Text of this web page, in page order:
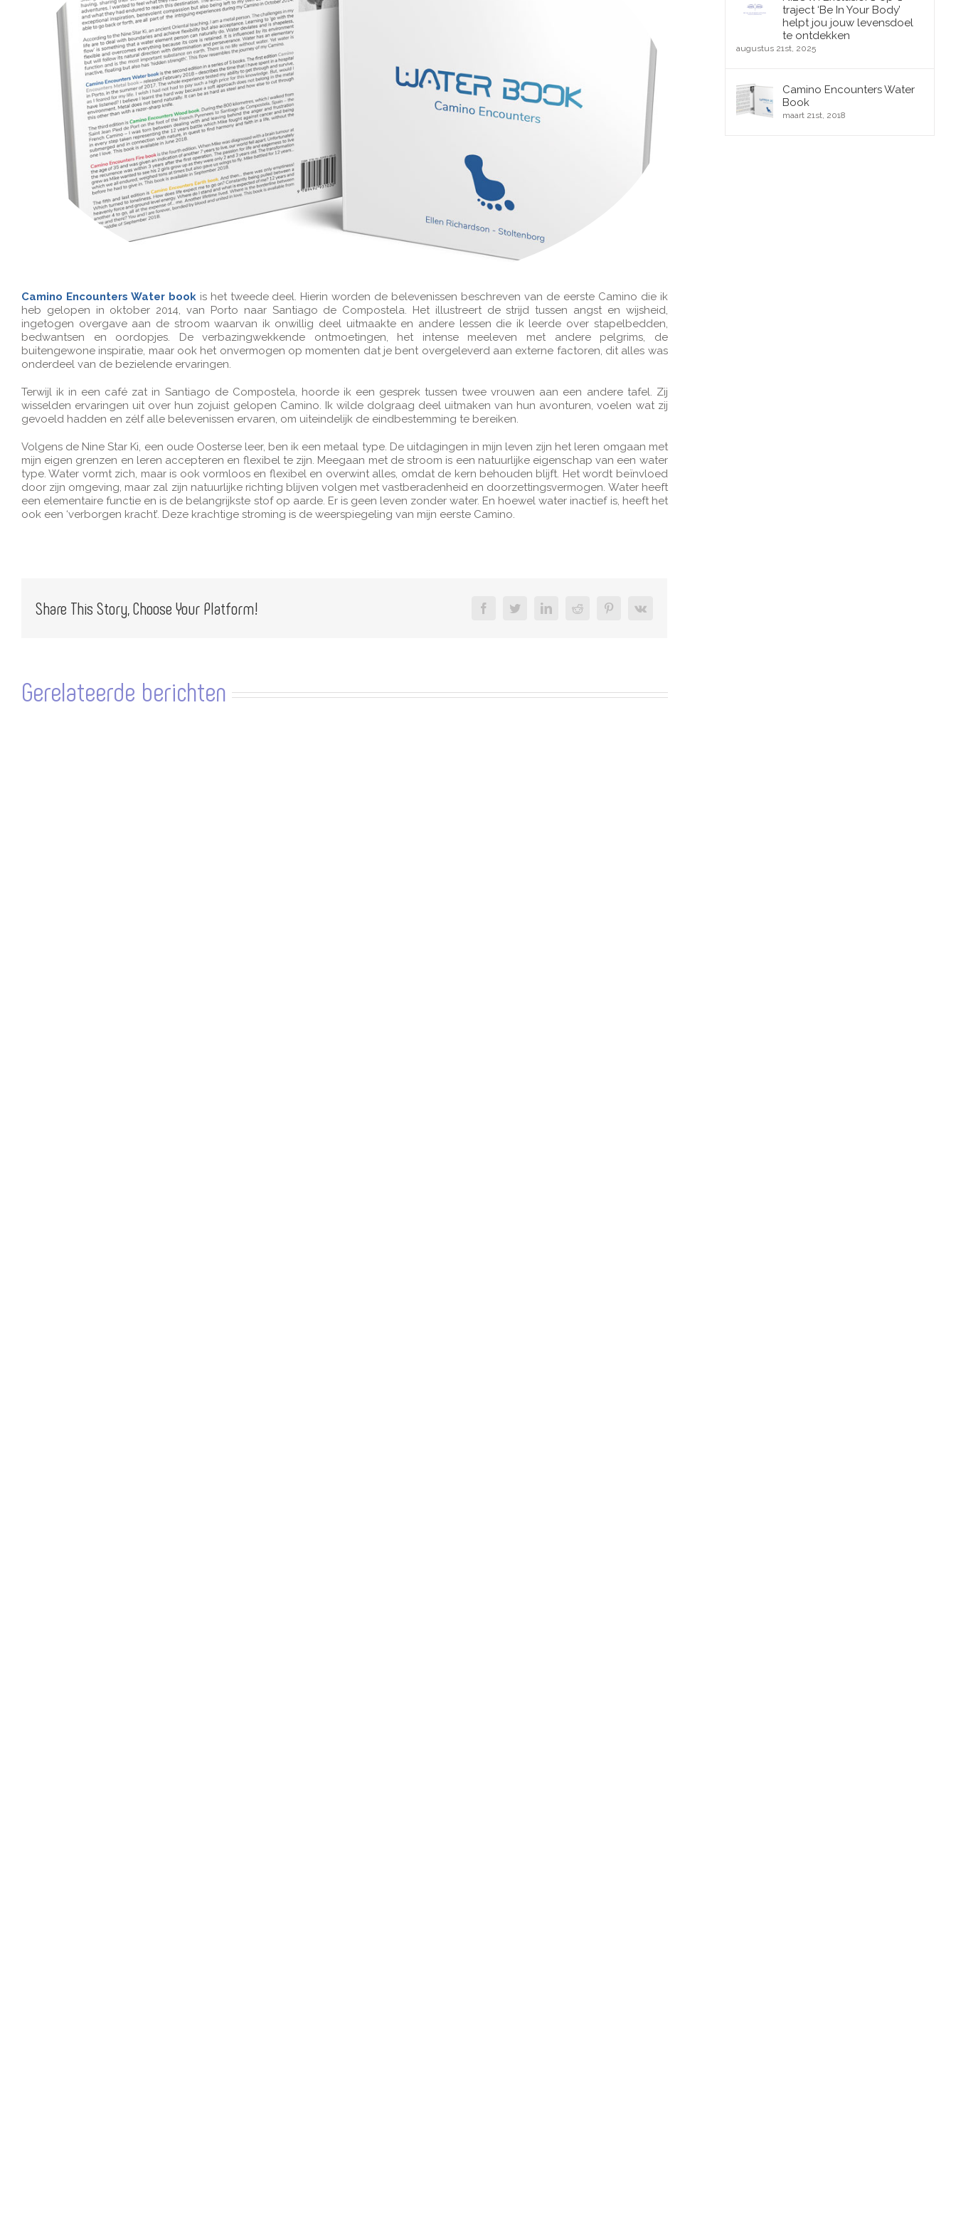
Camino Encounters Water bookis het tweede deel. Hierin worden de belevenissen beschreven van de eerste Camino die ik
heb gelopen in oktober 2014, van Porto naar Santiago de Compostela. Het illustreert de strijd tussen angst en wijsheid,
ingetogen overgave aan de stroom waarvan ik onwillig deel uitmaakte en andere lessen die ik leerde over stapelbedden,
bedwantsen en oordopjes. De verbazingwekkende ontmoetingen, het intense meeleven met andere pelgrims, de
buitengewone inspiratie, maar ook het onvermogen op momenten dat je bent overgeleverd aan externe factoren, dit alles was
onderdeel van de bezielende ervaringen.
Terwijl ik in een café zat in Santiago de Compostela, hoorde ik een gesprek tussen twee vrouwen aan een andere tafel. Zij
wisselden ervaringen uit over hun zojuist gelopen Camino. Ik wilde dolgraag deel uitmaken van hun avonturen, voelen wat zij
gevoeld hadden en zélf alle belevenissen ervaren, om uiteindelijk de eindbestemming te bereiken.
Volgens de Nine Star Ki, een oude Oosterse leer, ben ik een metaal type. De uitdagingen in mijn leven zijn het leren omgaan met
mijn eigen grenzen en leren accepteren en flexibel te zijn. Meegaan met de stroom is een natuurlijke eigenschap van een water
type. Water vormt zich, maar is ook vormloos en flexibel en overwint alles, omdat de kern behouden blijft. Het wordt beïnvloed
door zijn omgeving, maar zal zijn natuurlijke richting blijven volgen met vastberadenheid en doorzettingsvermogen. Water heeft
een elementaire functie en is de belangrijkste stof op aarde. Er is geen leven zonder water. En hoewel water inactief is, heeft het
ook een ‘verborgen kracht’. Deze krachtige stroming is de weerspiegeling van mijn eerste Camino.
Share This Story, Choose Your Platform! facebooktwitter linkedinreddit pinterestvk
Gerelateerde berichten
traject ‘Be In Your Body’
helpt jou jouw levensdoel
te ontdekken
augustus 21st, 2025
Camino Encounters Water
Book
maart 21st, 2018